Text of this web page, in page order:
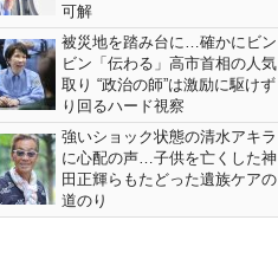
可解
被災地を踏み台に…確かにビン
ビン「伝わる」高市首相の人気
取り “政治の師”は激励に駆けず
り回るハード視察
強いショック状態の清水アキラ
に心配の声…子供を亡くした神
田正輝らもたどった遺族ケアの
道のり